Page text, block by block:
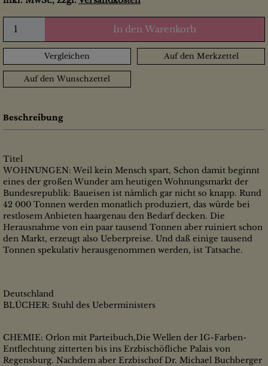
In den Warenkorb
Vergleichen Auf den Merkzettel
Auf den Wunschzettel
Beschreibung
Titel
WOHNUNGEN: Weil kein Mensch spart, Schon damit beginnt
eines der großen Wunder am heutigen Wohnungsmarkt der
Bundesrepublik: Baueisen ist nämlich gar nicht so knapp. Rund
42 000 Tonnen werden monatlich produziert, das würde bei
restlosem Anbieten haargenau den Bedarf decken. Die
Herausnahme von ein paar tausend Tonnen aber ruiniert schon
den Markt, erzeugt also Ueberpreise. Und daß einige tausend
Tonnen spekulativ herausgenommen werden, ist Tatsache.
Deutschland
BLÜCHER: Stuhl des Ueberministers
CHEMIE: Orlon mit Parteibuch,Die Wellen der IG-Farben-
Entflechtung zitterten bis ins Erzbischöfliche Palais von
Regensburg. Nachdem aber Erzbischof Dr. Michael Buchberger